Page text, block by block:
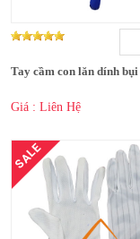
Tay cầm con lăn dính bụi
Giá : Liên Hệ
SALE